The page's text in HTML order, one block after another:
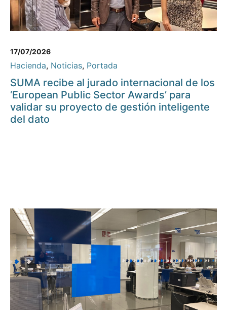
17/07/2026
Hacienda, Noticias, Portada
SUMA recibe al jurado internacional de los
‘European Public Sector Awards’ para
validar su proyecto de gestión inteligente
del dato